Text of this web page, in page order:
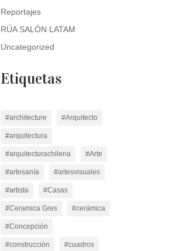
Reportajes
RÚA SALÓN LATAM
Uncategorized
Etiquetas
#architecture #Arquitecto
#arquitectura
#arquitecturachilena #Arte
#artesanía #artesvisuales
#artista #Casas
#Ceramica Gres #cerámica
#Concepción
#construcción #cuadros